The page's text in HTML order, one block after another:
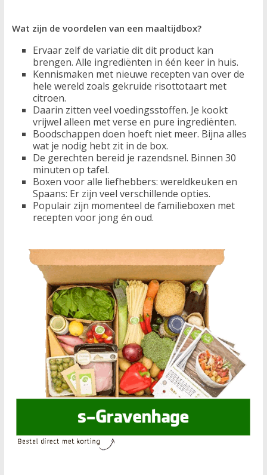
Wat zijn de voordelen van een maaltijdbox?
Ervaar zelf de variatie dit dit product kan
brengen. Alle ingrediënten in één keer in huis.
Kennismaken met nieuwe recepten van over de
hele wereld zoals gekruide risottotaart met
citroen.
Daarin zitten veel voedingsstoffen. Je kookt
vrijwel alleen met verse en pure ingrediënten.
Boodschappen doen hoeft niet meer. Bijna alles
wat je nodig hebt zit in de box.
De gerechten bereid je razendsnel. Binnen 30
minuten op tafel.
Boxen voor alle liefhebbers: wereldkeuken en
Spaans: Er zijn veel verschillende opties.
Populair zijn momenteel de familieboxen met
recepten voor jong én oud.